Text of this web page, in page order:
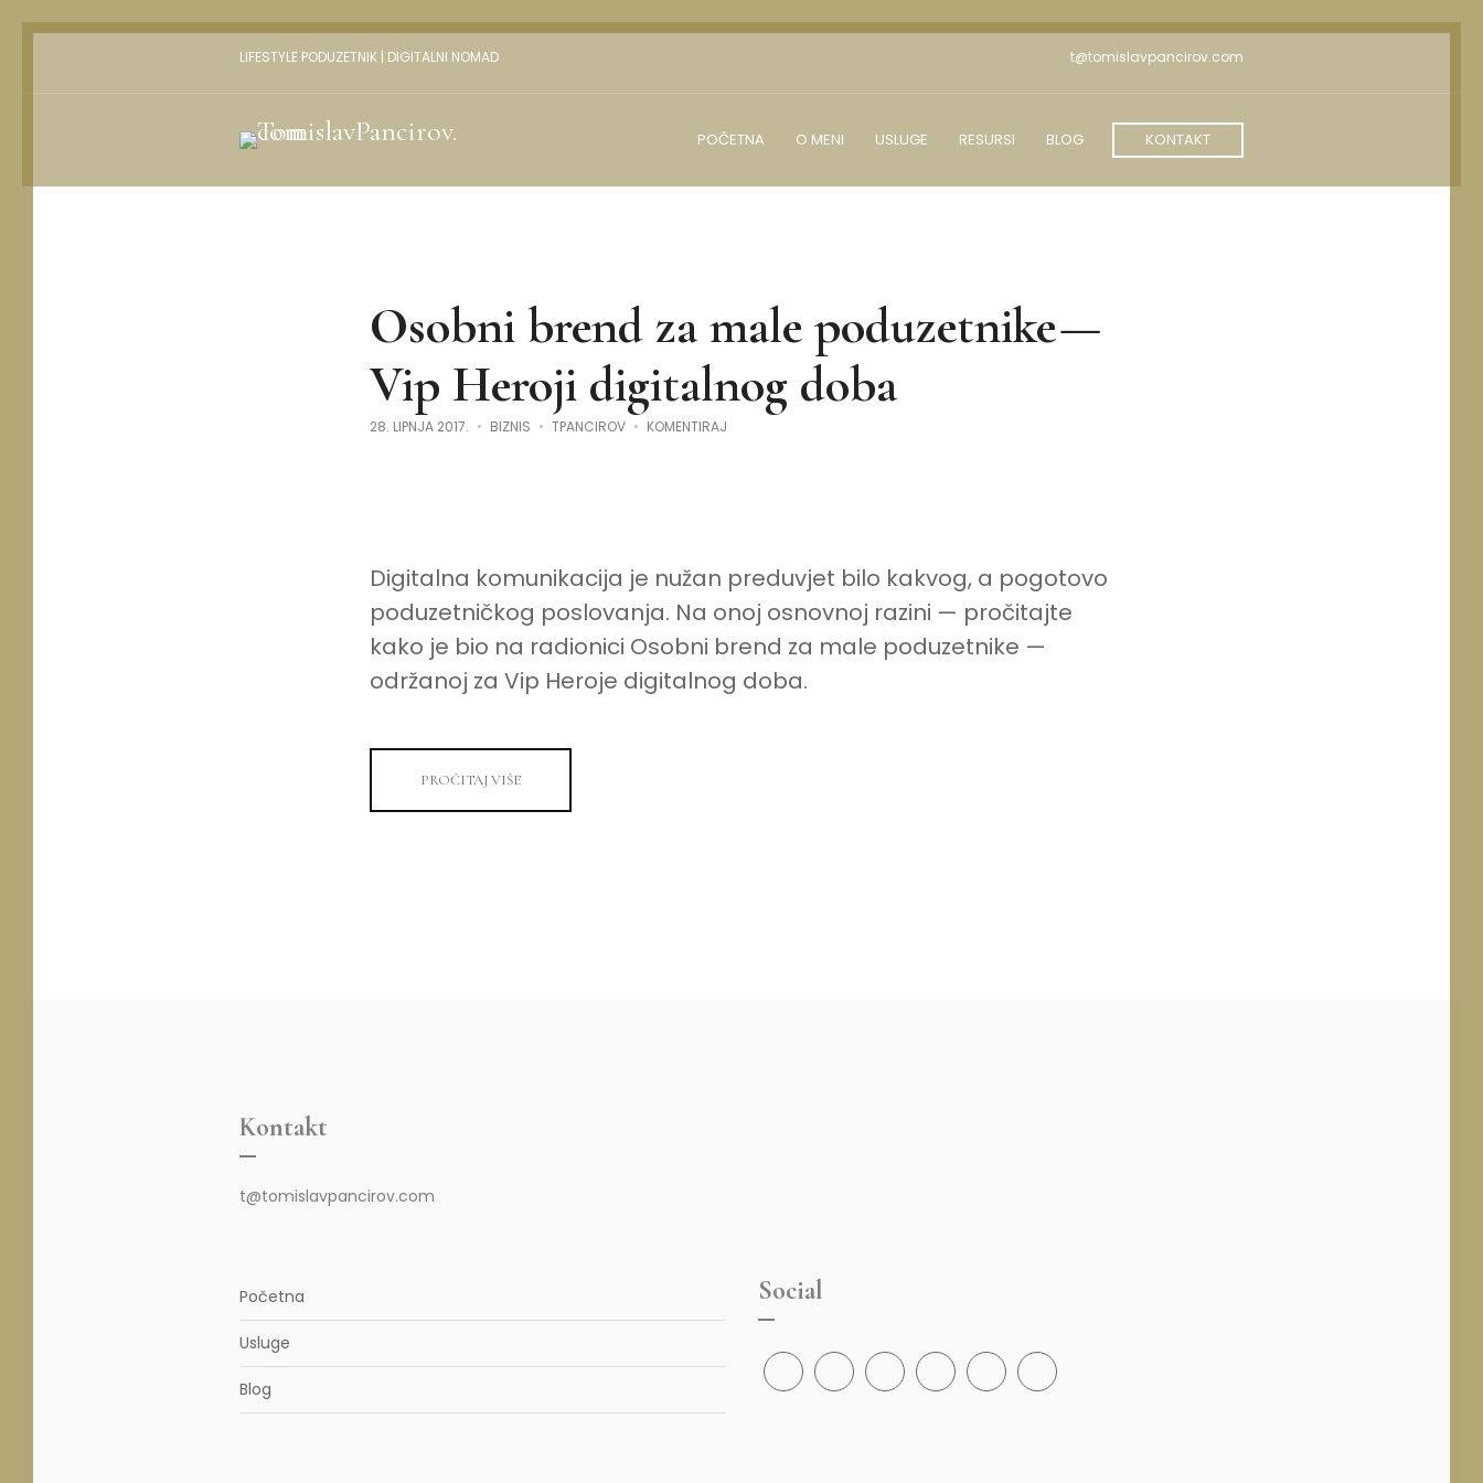
LIFESTYLE PODUZETNIK | DIGITALNI NOMAD t@tomislavpancirov.com
POČETNA O MENI USLUGE RESURSI BLOG KONTAKT
Osobni brend za male poduzetnike —
Vip Heroji digitalnog doba
28. LIPNJA 2017. BIZNIS TPANCIROV KOMENTIRAJNA
DOBA
Digitalna komunikacija je nužan preduvjet bilo kakvog, a pogotovo
poduzetničkog poslovanja. Na onoj osnovnoj razini — pročitajte
kako je bio na radionici Osobni brend za male poduzetnike —
održanoj za Vip Heroje digitalnog doba.
PROČITAJ VIŠE
Kontakt
t@tomislavpancirov.com
Početna
Usluge
Blog
Social